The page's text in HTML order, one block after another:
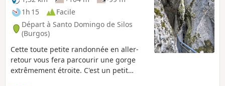
1h 15
Facile
Départ à Santo Domingo de Silos
(Burgos)
Cette toute petite randonnée en aller-
retour vous fera parcourir une gorge
extrêmement étroite. C'est un petit